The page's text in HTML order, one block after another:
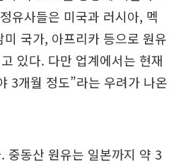
유사들은 미국과 러시아, 멕
미 국가, 아프리카 등으로 원유
있다. 다만 업계에서는 현재
3개월 정도”라는 우려가 나온
중동산 원유는 일본까지 약 3